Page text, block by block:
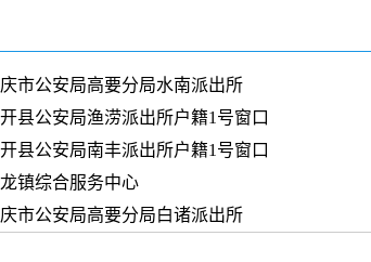
市公安局高要分局水南派出所
县公安局渔涝派出所户籍1号窗口
县公安局南丰派出所户籍1号窗口
镇综合服务中心
市公安局高要分局白诸派出所